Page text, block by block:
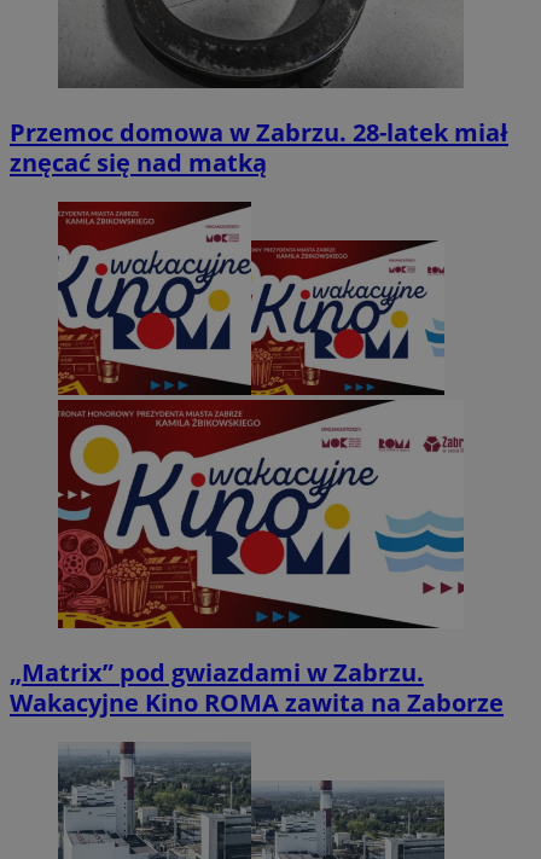
Przemoc domowa w Zabrzu. 28-latek miał
znęcać się nad matką
„Matrix” pod gwiazdami w Zabrzu.
Wakacyjne Kino ROMA zawita na Zaborze